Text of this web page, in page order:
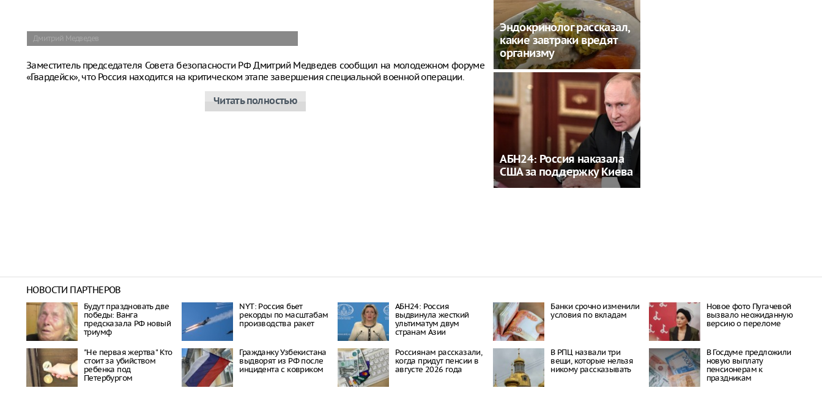
Дмитрий Медведев
Заместитель председателя Совета безопасности РФ Дмитрий Медведев сообщил на молодежном форуме
«Гвардейск», что Россия находится на критическом этапе завершения специальной военной операции.
Читать полностью
Эндокринолог рассказал,
какие завтраки вредят
организму
АБН24: Россия наказала
США за поддержку Киева
НОВОСТИ ПАРТНЕРОВ
Будут праздновать две
победы: Ванга
предсказала РФ новый
триумф
NYT: Россия бьет
рекорды по масштабам
производства ракет
АБН24: Россия
выдвинула жесткий
ультиматум двум
странам Азии
Банки срочно изменили
условия по вкладам
Новое фото Пугачевой
вызвало неожиданную
версию о переломе
"Не первая жертва" Кто
стоит за убийством
ребенка под
Петербургом
Гражданку Узбекистана
выдворят из РФ после
инцидента с ковриком
Россиянам рассказали,
когда придут пенсии в
августе 2026 года
В РПЦ назвали три
вещи, которые нельзя
никому рассказывать
В Госдуме предложили
новую выплату
пенсионерам к
праздникам